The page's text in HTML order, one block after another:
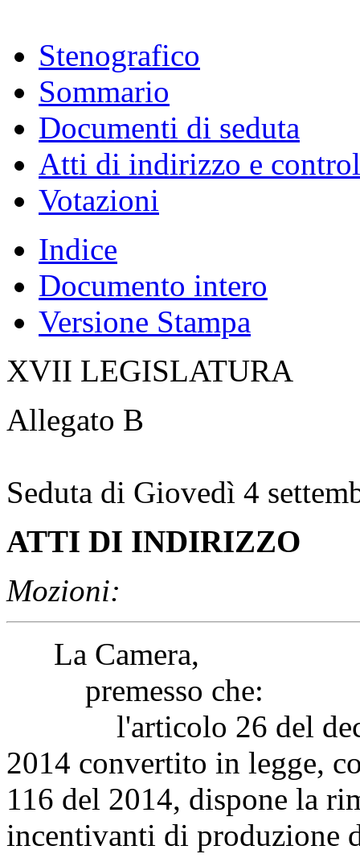
Stenografico
Sommario
Documenti di seduta
Atti di indirizzo e
Votazioni
Indice
Documento intero
Versione Stampa
XVII LEGISLATURA
Allegato B
Seduta di Giovedì 4
ATTI DI INDIRIZZO
Mozioni:
La Camera,
premesso che:
l'articolo 26 del
2014 convertito in legge,
116 del 2014, dispone la
incentivanti di produzione